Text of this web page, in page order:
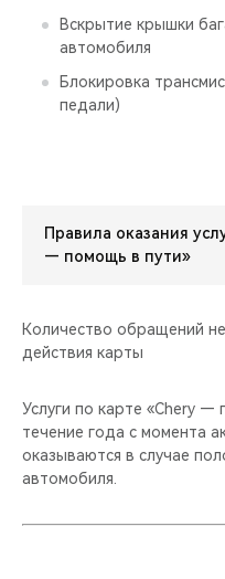
Вскрытие крышки
автомобиля
Блокировка
педали)
Правила оказания
— помощь в пути»
Количество обращений
действия карты
Услуги по карте «Chery
течение года с момента
оказываются в случае
автомобиля.